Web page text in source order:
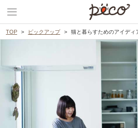
TOP ピックアップ 猫と暮らすためのアイディアが満載♪ 「